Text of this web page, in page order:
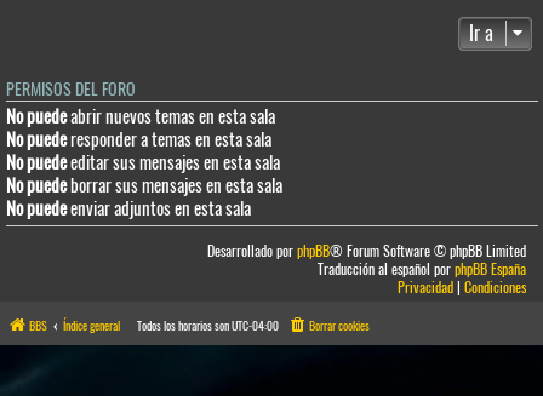
Ir a
PERMISOS DEL FORO
No puedeabrir nuevos temas en esta sala
No puederesponder a temas en esta sala
No puedeeditar sus mensajes en esta sala
No puedeborrar sus mensajes en esta sala
No puedeenviar adjuntos en esta sala
Desarrollado porphpBB® Forum Software © phpBB Limited
Traducción al español porphpBB España
Privacidad|Condiciones
BBS Índice general Todos los horarios sonUTC-04:00 Borrar cookies